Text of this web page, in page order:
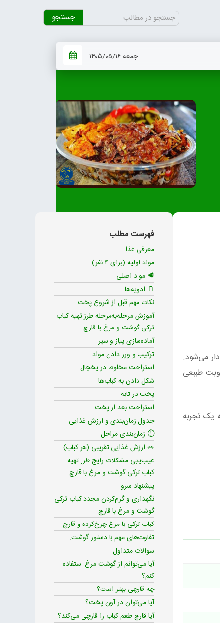
جستجو
برای:
جمعه ۱۴۰۵/۰۵/۱۶
می‌شود.
طبیعی
یک تجربه
فهرست مطلب
معرفی غذا
مواد اولیه (برای ۴ نفر)
🥩 مواد اصلی
🫙 ادویه‌ها
نکات مهم قبل از شروع پخت
آموزش مرحله‌به‌مرحله طرز تهیه کباب
ترکی گوشت و مرغ با قارچ
آماده‌سازی پیاز و سیر
ترکیب و ورز دادن مواد
استراحت مخلوط در یخچال
شکل دادن به کباب‌ها
پخت در تابه
استراحت بعد از پخت
جدول زمان‌بندی و ارزش غذایی
⏱ زمان‌بندی مراحل
🥗 ارزش غذایی تقریبی (هر کباب)
عیب‌یابی مشکلات رایج طرز تهیه
کباب ترکی گوشت و مرغ با قارچ
پیشنهاد سرو
نگهداری و گرم‌کردن مجدد کباب ترکی
گوشت و مرغ با قارچ
کباب ترکی با مرغ چرخ‌کرده و قارچ
تفاوت‌های مهم با دستور گوشت:
سوالات متداول
آیا می‌توانم از گوشت مرغ استفاده
کنم؟
چه قارچی بهتر است؟
آیا می‌توان در آون پخت؟
آیا قارچ طعم کباب را قارچی می‌کند؟